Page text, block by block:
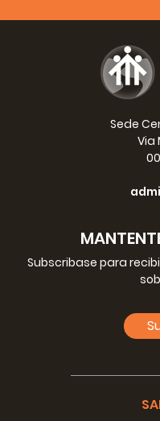
Sede
Via
Subscribase para